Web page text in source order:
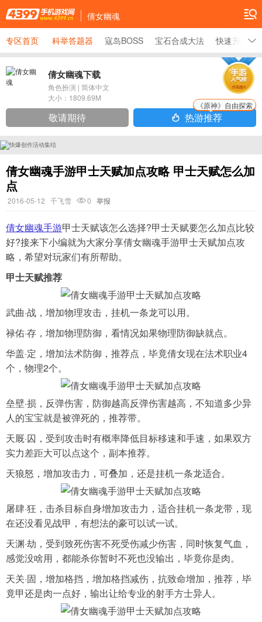
倩女幽魂
专区首页 科举答题器 寇岛BOSS 宝石合成大法 快速升级
倩女幽魂下载
角色扮演 | 简体中文
大小： 1809.69M
敬请期待 热游推荐
《原神》自由探索
倩女幽魂手游甲士天赋加点攻略 甲士天赋怎么加
点
2016-05-12 千飞雪 0 举报
倩女幽魂手游甲士天赋该怎么选择?甲士天赋要怎么加点比较
好?接来下小编就为大家分享倩女幽魂手游甲士天赋加点攻
略，希望对玩家们有所帮助。
甲士天赋推荐
武曲·战，增加物理攻击，挂机一条龙可以用。
禄佑·存，增加物理防御，看情况如果物理防御缺就点。
华盖·定，增加法术防御，推荐点，毕竟倩女现在法术职业4
个，物理2个。
垒壁·损，反弹伤害，防御越高反弹伤害越高，不知道多少异
人的宝宝就是被弹死的，推荐带。
天厩·囚，受到攻击时有概率降低目标移速和手速，如果双方
实力差距大可以点这个，副本推荐。
天狼怒，增加攻击力，可叠加，还是挂机一条龙适合。
屠肆·狂，击杀目标自身增加攻击力，适合挂机一条龙带，现
在还没看见战甲，有想法的豪可以试一试。
天渊·劫，受到致死伤害不死受伤减少伤害，同时恢复气血，
感觉没啥用，都能杀你暂时不死也没输出，毕竟你是肉。
天关·固，增加格挡，增加格挡减伤，抗致命增加，推荐，毕
竟甲还是肉一点好，输出让给专业的射手方士异人。